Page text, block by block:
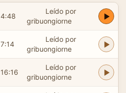
4:48
Leído por
gribuongiorne
7:14
Leído por
gribuongiorne
16:16
Leído por
gribuongiorne